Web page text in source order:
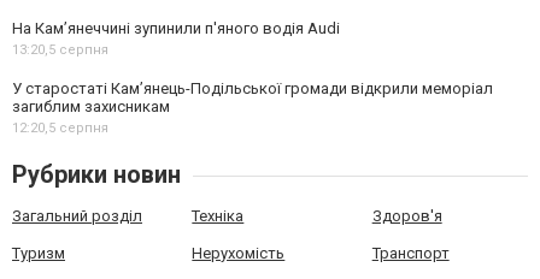
На Камʼянеччині зупинили п'яного водія Audi
13:20,5 серпня
У старостаті Кам’янець-Подільської громади відкрили меморіал
загиблим захисникам
12:20,5 серпня
Рубрики новин
Загальний розділ Техніка Здоров'я
Туризм Нерухомість Транспорт